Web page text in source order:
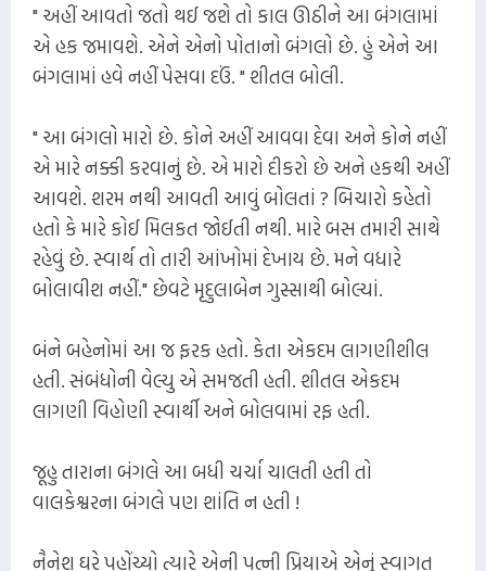
" અહીં આવતો જતો થઈ જશે તો કાલ ઊઠીને આ બંગલામાં
એ હક જમાવશે. એને એનો પોતાનો બંગલો છે. હું એને આ
બંગલામાં હવે નહીં પેસવા દઉં. " શીતલ બોલી.
" આ બંગલો મારો છે. કોને અહીં આવવા દેવા અને કોને નહીં
એ મારે નક્કી કરવાનું છે. એ મારો દીકરો છે અને હકથી અહીં
આવશે. શરમ નથી આવતી આવું બોલતાં ? બિચારો કહેતો
હતો કે મારે કોઈ મિલકત જોઈતી નથી. મારે બસ તમારી સાથે
રહેવું છે. સ્વાર્થ તો તારી આંખોમાં દેખાય છે. મને વધારે
બોલાવીશ નહીં." છેવટે મૃદુલાબેન ગુસ્સાથી બોલ્યાં.
બંને બહેનોમાં આ જ ફરક હતો. કેતા એકદમ લાગણીશીલ
હતી. સંબંધોની વેલ્યુ એ સમજતી હતી. શીતલ એકદમ
લાગણી વિહોણી સ્વાર્થી અને બોલવામાં રફ હતી.
જૂહુ તારાના બંગલે આ બધી ચર્ચા ચાલતી હતી તો
વાલકેશ્વરના બંગલે પણ શાંતિ ન હતી !
નૈનેશ ઘરે પહોંચ્યો ત્યારે એની પત્ની પ્રિયાએ એનું સ્વાગત